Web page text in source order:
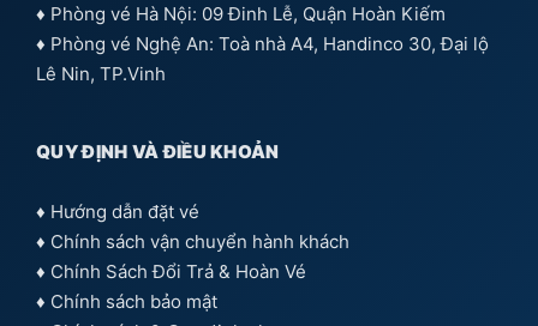
♦ Phòng vé Hà Nội: 09 Đinh Lễ, Quận Hoàn Kiếm
♦ Phòng vé Nghệ An: Toà nhà A4, Handinco 30, Đại lộ
Lê Nin, TP.Vinh
QUY ĐỊNH VÀ ĐIỀU KHOẢN
♦ Hướng dẫn đặt vé
♦ Chính sách vận chuyển hành khách
♦ Chính Sách Đổi Trả & Hoàn Vé
♦ Chính sách bảo mật